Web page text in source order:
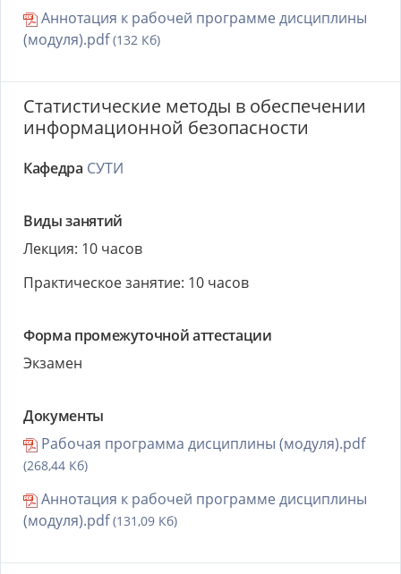
Аннотация к рабочей программе дисциплины
(модуля).pdf(132 Кб)
Статистические методы в обеспечении
информационной безопасности
Кафедра СУТИ
Виды занятий
Лекция: 10 часов
Практическое занятие: 10 часов
Форма промежуточной аттестации
Экзамен
Документы
Рабочая программа дисциплины (модуля).pdf
(268,44 Кб)
Аннотация к рабочей программе дисциплины
(модуля).pdf(131,09 Кб)